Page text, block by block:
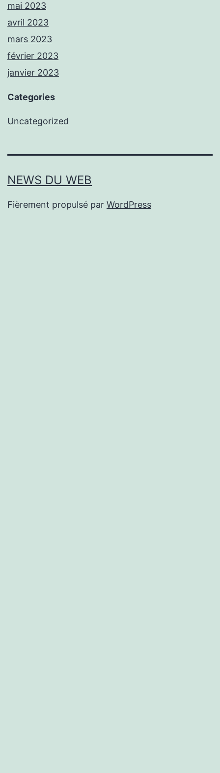
mai 2023
avril 2023
mars 2023
février 2023
janvier 2023
Categories
Uncategorized
NEWS DU WEB
Fièrement propulsé par WordPress